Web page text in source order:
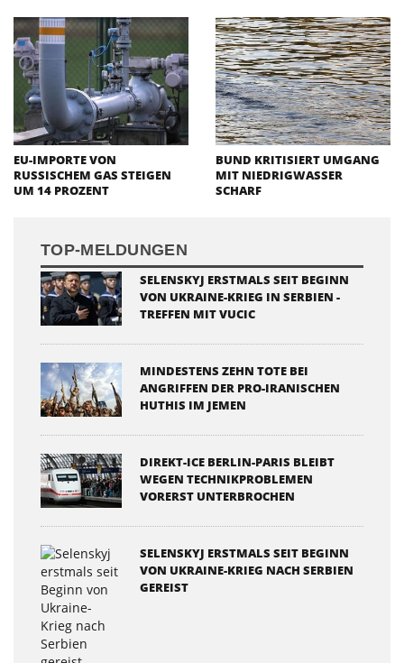
EU-IMPORTE VON
RUSSISCHEM GAS STEIGEN
UM 14 PROZENT
BUND KRITISIERT UMGANG
MIT NIEDRIGWASSER
SCHARF
TOP-MELDUNGEN
SELENSKYJ ERSTMALS SEIT BEGINN
VON UKRAINE-KRIEG IN SERBIEN -
TREFFEN MIT VUCIC
MINDESTENS ZEHN TOTE BEI
ANGRIFFEN DER PRO-IRANISCHEN
HUTHIS IM JEMEN
DIREKT-ICE BERLIN-PARIS BLEIBT
WEGEN TECHNIKPROBLEMEN
VORERST UNTERBROCHEN
SELENSKYJ ERSTMALS SEIT BEGINN
VON UKRAINE-KRIEG NACH SERBIEN
GEREIST